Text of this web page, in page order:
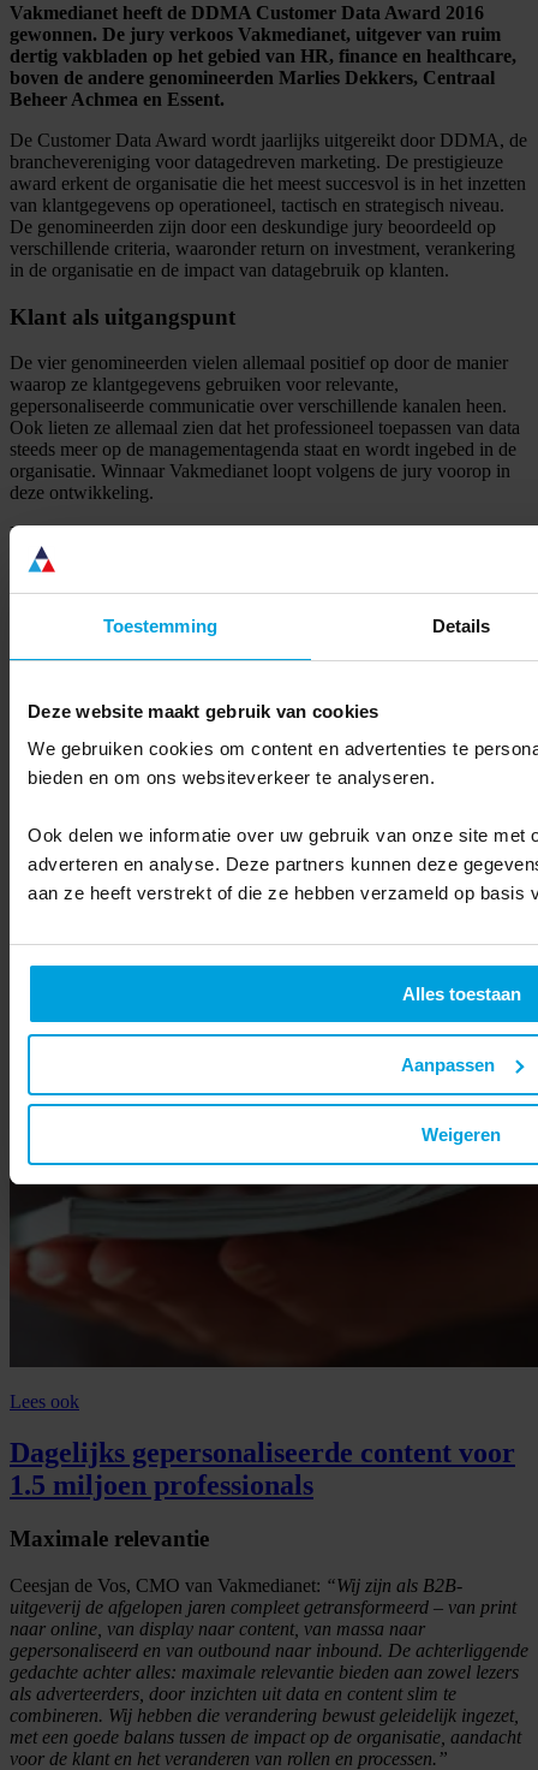
Toestemming Details
Deze website maakt gebruik van cookies
We gebruiken cookies om content en advertenties te
bieden en om ons websiteverkeer te analyseren.
Ook delen we informatie over uw gebruik van onze site met
adverteren en analyse. Deze partners kunnen deze
aan ze heeft verstrekt of die ze hebben verzameld op basis
Alles toestaan
Aanpassen
Weigeren
Vakmedianet heeft de DDMA Customer Data Award 2016
gewonnen. De jury verkoos Vakmedianet, uitgever van ruim
dertig vakbladen op het gebied van HR, finance en healthcare,
boven de andere genomineerden Marlies Dekkers, Centraal
Beheer Achmea en Essent.
De Customer Data Award wordt jaarlijks uitgereikt door DDMA, de
branchevereniging voor datagedreven marketing. De prestigieuze
award erkent de organisatie die het meest succesvol is in het inzetten
van klantgegevens op operationeel, tactisch en strategisch niveau.
De genomineerden zijn door een deskundige jury beoordeeld op
verschillende criteria, waaronder return on investment, verankering
in de organisatie en de impact van datagebruik op klanten.
Klant als uitgangspunt
De vier genomineerden vielen allemaal positief op door de manier
waarop ze klantgegevens gebruiken voor relevante,
gepersonaliseerde communicatie over verschillende kanalen heen.
Ook lieten ze allemaal zien dat het professioneel toepassen van data
steeds meer op de managementagenda staat en wordt ingebed in de
organisatie. Winnaar Vakmedianet loopt volgens de jury voorop in
deze ontwikkeling.
Kees Groenewoud (Cmotions), juryvoorzitter van de Customer Data
Award: “
de klant als uitgangspunt neemt. Als gevolg van een
veranderingsproces dat in 2013 in gang is gezet, is er binnen de
uitgeverij een compleet nieuwe manier van werken ontstaan. De
traditionele broadcast strategie is verdwenen; nu staat het creëren
en distribueren van content op basis van klantkennis en
voorbeeld voor de hele sector en inspireert andere bedrijven om
data gericht in te zetten in de dialoog met klanten.
Lees ook
Dagelijks gepersonaliseerde content voor
1.5 miljoen professionals
Maximale relevantie
Ceesjan de Vos, CMO van Vakmedianet: “Wij zijn als B2B-
uitgeverij de afgelopen jaren compleet getransformeerd – van print
naar online, van display naar content, van massa naar
gepersonaliseerd en van outbound naar inbound. De achterliggende
gedachte achter alles: maximale relevantie bieden aan zowel lezers
als adverteerders, door inzichten uit data en content slim te
combineren. Wij hebben die verandering bewust geleidelijk ingezet,
met een goede balans tussen de impact op de organisatie, aandacht
voor de klant en het veranderen van rollen en processen.”